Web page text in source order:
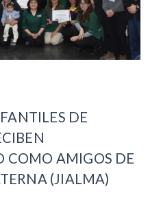
DE
COMO AMIGOS DE
(JIALMA)